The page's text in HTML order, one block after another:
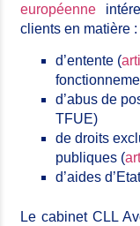
européenne
clients en matière :
d’entente (
d’abus de
TFUE)
de droits
publiques (
d’aides
Le cabinet CLL